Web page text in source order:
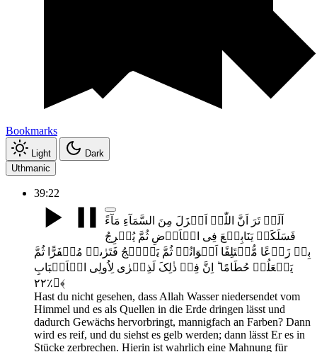
Bookmarks
Light
Dark
Uthmanic
39:22
اَلَمۡ تَرَ اَنَّ اللّٰہَ اَنۡزَلَ مِنَ السَّمَآءِ مَآءً
فَسَلَکَہٗ یَنَابِیۡعَ فِی الۡاَرۡضِ ثُمَّ یُخۡرِجُ
بِہٖ زَرۡعًا مُّخۡتَلِفًا اَلۡوَانُہٗ ثُمَّ یَہِیۡجُ فَتَرٰٮہُ مُصۡفَرًّا ثُمَّ
یَجۡعَلُہٗ حُطَامًا ؕ اِنَّ فِیۡ ذٰلِکَ لَذِکۡرٰی لِاُولِی الۡاَلۡبَابِ
﴿٪۲۲﴾
Hast du nicht gesehen, dass Allah Wasser niedersendet vom
Himmel und es als Quellen in die Erde dringen lässt und
dadurch Gewächs hervorbringt, mannigfach an Farben? Dann
wird es reif, und du siehst es gelb werden; dann lässt Er es in
Stücke zerbrechen. Hierin ist wahrlich eine Mahnung für